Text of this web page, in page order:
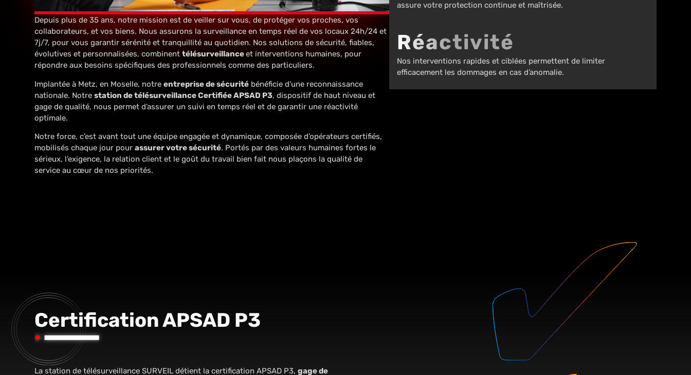
Depuis plus de 35 ans, notre mission est de veiller sur vous, de protéger vos proches, vos
collaborateurs, et vos biens. Nous assurons la surveillance en temps réel de vos locaux 24h/24 et
7j/7, pour vous garantir sérénité et tranquillité au quotidien. Nos solutions de sécurité, fiables,
évolutives et personnalisées, combinenttélésurveillanceet interventions humaines, pour
répondre aux besoins spécifiques des professionnels comme des particuliers.
Implantée à Metz, en Moselle, notreentreprise de sécurité bénéficie d’une reconnaissance
nationale. Notrestation de télésurveillance Certifiée APSAD P3, dispositif de haut niveau et
gage de qualité, nous permet d’assurer un suivi en temps réel et de garantir une réactivité
optimale.
Notre force, c’est avant tout une équipe engagée et dynamique, composée d’opérateurs certifiés,
mobilisés chaque jour pourassurer votre sécurité. Portés par des valeurs humaines fortes le
sérieux, l’exigence, la relation client et le goût du travail bien fait nous plaçons la qualité de
service au cœur de nos priorités.
assure votre protection continue et maîtrisée.
Réactivité
Nos interventions rapides et ciblées permettent de limiter
efficacement les dommages en cas d’anomalie.
Certification APSAD P3
La station de télésurveillance SURVEIL détient la certification APSAD P3,gage de